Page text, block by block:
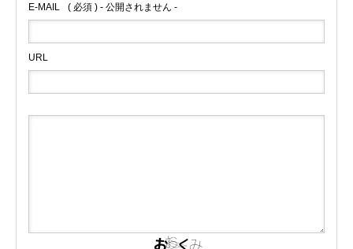
E-MAIL ( 必須 ) - 公開されません -
URL